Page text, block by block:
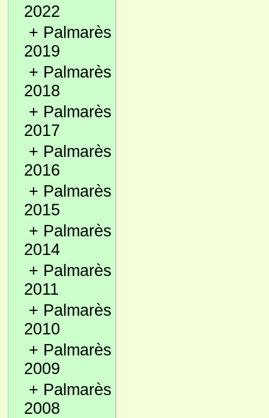
2022
+ Palmarès
2019
+ Palmarès
2018
+ Palmarès
2017
+ Palmarès
2016
+ Palmarès
2015
+ Palmarès
2014
+ Palmarès
2011
+ Palmarès
2010
+ Palmarès
2009
+ Palmarès
2008